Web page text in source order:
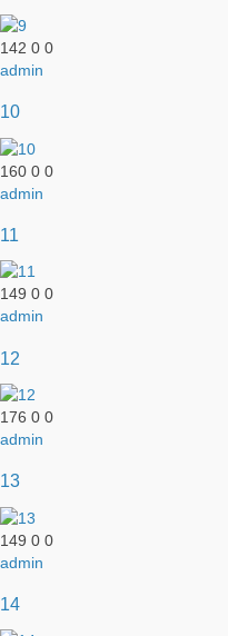
142 0 0
admin
10
160 0 0
admin
11
149 0 0
admin
12
176 0 0
admin
13
149 0 0
admin
14